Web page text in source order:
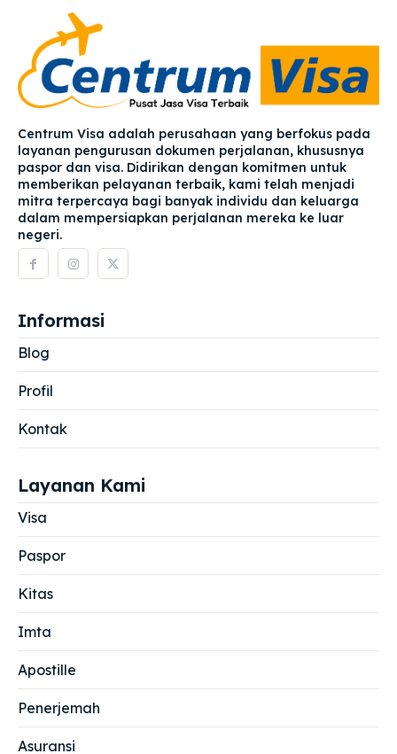
Centrum Visa adalah perusahaan yang berfokus pada
layanan pengurusan dokumen perjalanan, khususnya
paspor dan visa. Didirikan dengan komitmen untuk
memberikan pelayanan terbaik, kami telah menjadi
mitra terpercaya bagi banyak individu dan keluarga
dalam mempersiapkan perjalanan mereka ke luar
negeri.
Informasi
Blog
Profil
Kontak
Layanan Kami
Visa
Paspor
Kitas
Imta
Apostille
Penerjemah
Asuransi